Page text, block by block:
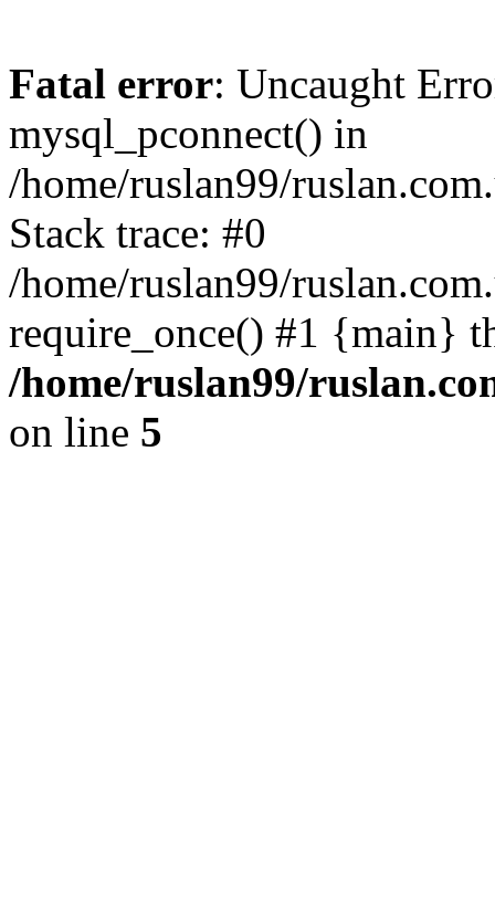
Fatal error: Uncaught
mysql_pconnect() in
/home/ruslan99/
Stack trace: #0
/home/ruslan99/
require_once() #1 {main}
/home/ruslan99/
on line 5